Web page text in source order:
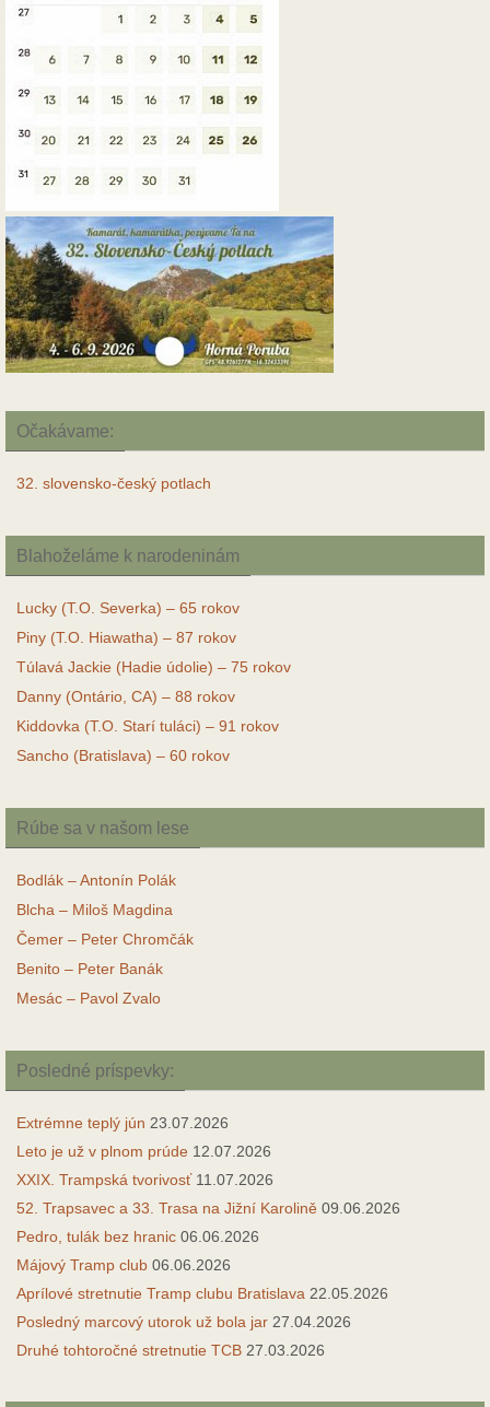
Očakávame:
32. slovensko-český potlach
Blahoželáme k narodeninám
Lucky (T.O. Severka) – 65 rokov
Piny (T.O. Hiawatha) – 87 rokov
Túlavá Jackie (Hadie údolie) – 75 rokov
Danny (Ontário, CA) – 88 rokov
Kiddovka (T.O. Starí tuláci) – 91 rokov
Sancho (Bratislava) – 60 rokov
Rúbe sa v našom lese
Bodlák – Antonín Polák
Blcha – Miloš Magdina
Čemer – Peter Chromčák
Benito – Peter Banák
Mesác – Pavol Zvalo
Posledné príspevky:
Extrémne teplý jún 23.07.2026
Leto je už v plnom prúde 12.07.2026
XXIX. Trampská tvorivosť 11.07.2026
52. Trapsavec a 33. Trasa na Jižní Karolině 09.06.2026
Pedro, tulák bez hranic 06.06.2026
Májový Tramp club 06.06.2026
Aprílové stretnutie Tramp clubu Bratislava 22.05.2026
Posledný marcový utorok už bola jar 27.04.2026
Druhé tohtoročné stretnutie TCB 27.03.2026